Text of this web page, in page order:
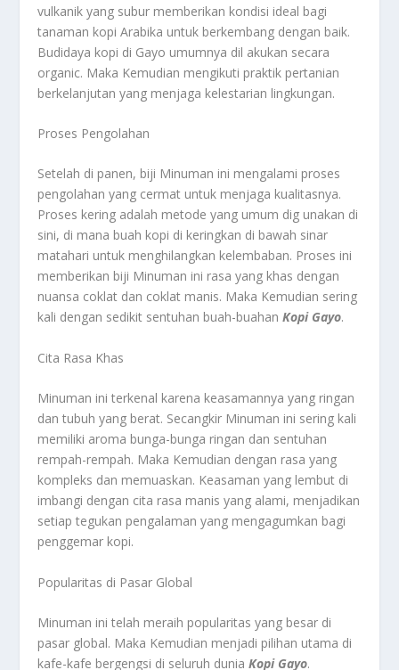
vulkanik yang subur memberikan kondisi ideal bagi
tanaman kopi Arabika untuk berkembang dengan baik.
Budidaya kopi di Gayo umumnya dil akukan secara
organic. Maka Kemudian mengikuti praktik pertanian
berkelanjutan yang menjaga kelestarian lingkungan.
Proses Pengolahan
Setelah di panen, biji Minuman ini mengalami proses
pengolahan yang cermat untuk menjaga kualitasnya.
Proses kering adalah metode yang umum dig unakan di
sini, di mana buah kopi di keringkan di bawah sinar
matahari untuk menghilangkan kelembaban. Proses ini
memberikan biji Minuman ini rasa yang khas dengan
nuansa coklat dan coklat manis. Maka Kemudian sering
kali dengan sedikit sentuhan buah-buahan Kopi Gayo.
Cita Rasa Khas
Minuman ini terkenal karena keasamannya yang ringan
dan tubuh yang berat. Secangkir Minuman ini sering kali
memiliki aroma bunga-bunga ringan dan sentuhan
rempah-rempah. Maka Kemudian dengan rasa yang
kompleks dan memuaskan. Keasaman yang lembut di
imbangi dengan cita rasa manis yang alami, menjadikan
setiap tegukan pengalaman yang mengagumkan bagi
penggemar kopi.
Popularitas di Pasar Global
Minuman ini telah meraih popularitas yang besar di
pasar global. Maka Kemudian menjadi pilihan utama di
kafe-kafe bergengsi di seluruh dunia Kopi Gayo.